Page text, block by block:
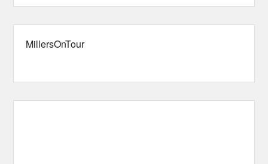
MillersOnTour